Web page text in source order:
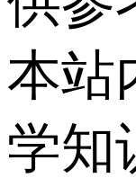
本站
学知